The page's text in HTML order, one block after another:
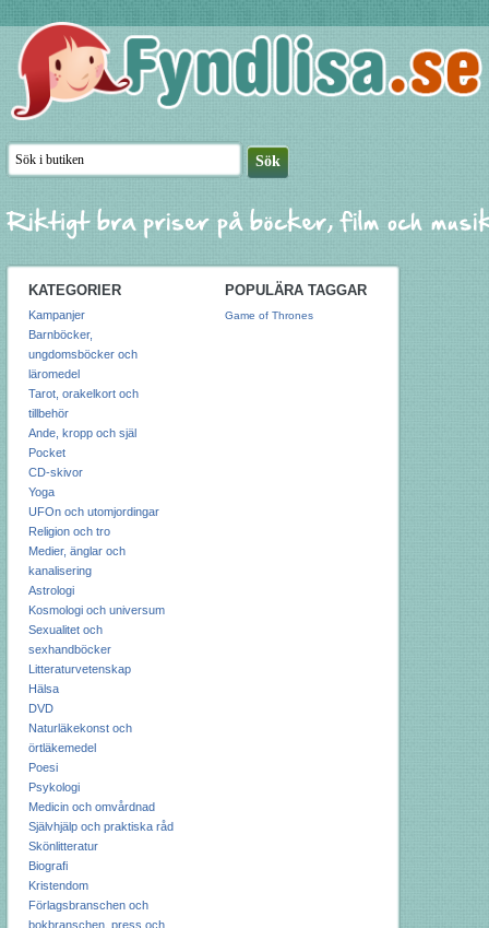
KATEGORIER
Kampanjer
Barnböcker,
ungdomsböcker och
läromedel
Tarot, orakelkort och
tillbehör
Ande, kropp och själ
Pocket
CD-skivor
Yoga
UFOn och utomjordingar
Religion och tro
Medier, änglar och
kanalisering
Astrologi
Kosmologi och universum
Sexualitet och
sexhandböcker
Litteraturvetenskap
Hälsa
DVD
Naturläkekonst och
örtläkemedel
Poesi
Psykologi
Medicin och omvårdnad
Självhjälp och praktiska råd
Skönlitteratur
Biografi
Kristendom
Förlagsbranschen och
bokbranschen, press och
POPULÄRA TAGGAR
Game of Thrones